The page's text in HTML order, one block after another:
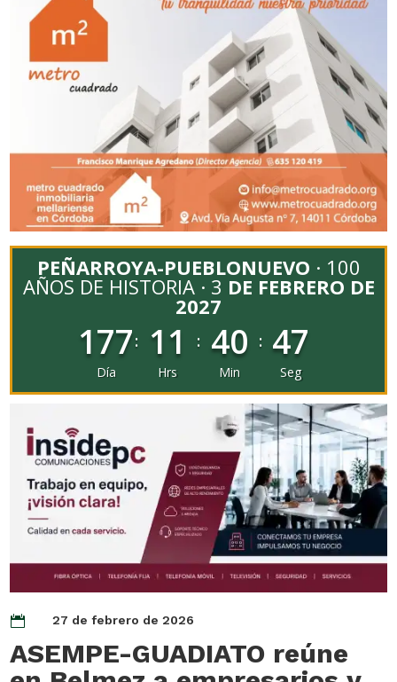
PEÑARROYA-PUEBLONUEVO · 100
AÑOS DE HISTORIA · 3 DE FEBRERO DE
2027
177
Día
: 11
Hrs
: 40
Min
: 45
Seg
 27 de febrero de 2026
ASEMPE-GUADIATO reúne